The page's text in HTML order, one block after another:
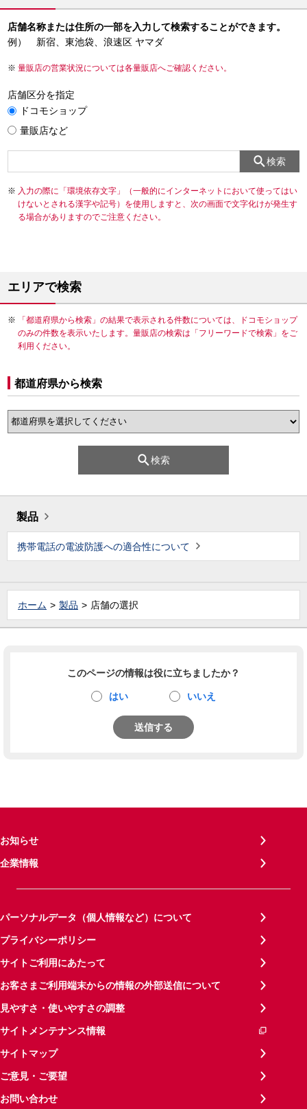
店舗名称または住所の一部を入力して検索することができます。
例） 新宿、東池袋、浪速区 ヤマダ
量販店の営業状況については各量販店へご確認ください。
店舗区分を指定
ドコモショップ
量販店など
検索
入力の際に「環境依存文字」（一般的にインターネットにおいて使ってはい
けないとされる漢字や記号）を使用しますと、次の画面で文字化けが発生す
る場合がありますのでご注意ください。
エリアで検索
「都道府県から検索」の結果で表示される件数については、ドコモショップ
のみの件数を表示いたします。量販店の検索は「フリーワードで検索」をご
利用ください。
都道府県から検索
検索
製品
携帯電話の電波防護への適合性について
ホーム 製品 店舗の選択
このページの情報は役に立ちましたか？
はい いいえ
送信する
お知らせ
企業情報
パーソナルデータ（個人情報など）について
プライバシーポリシー
サイトご利用にあたって
お客さまご利用端末からの情報の外部送信について
見やすさ・使いやすさの調整
サイトメンテナンス情報
サイトマップ
ご意見・ご要望
お問い合わせ